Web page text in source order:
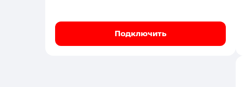
Подключить